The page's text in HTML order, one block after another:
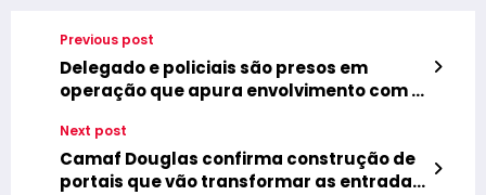
Previous post
Delegado e policiais são presos em
operação que apura envolvimento com o
Next post
Camaf Douglas confirma construção de
portais que vão transformar as entradas